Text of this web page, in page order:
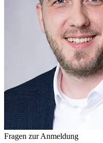
Fragen zur Anmeldung